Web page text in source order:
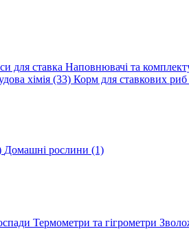
для ставка Наповнювачі та
хімія (33) Корм для ставкових риб
Домашні рослини (1)
Термометри та гігрометри